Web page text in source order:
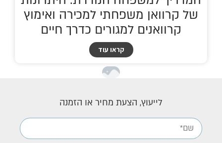
של קרוואן משפחתי למכירה ואימוץ
קרוואנים למגורים כדרך חיים
קראו עוד
לייעוץ, הצעת מחיר או הזמנה